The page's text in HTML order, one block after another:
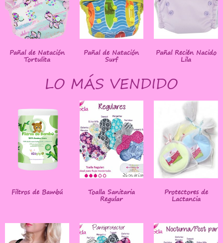
Pañal de Natación
Tortulita
Pañal de Natación
Surf
Pañal Recién Nacido
Lila
LO MÁS VENDIDO
Filtros de Bambú Toalla Sanitaria
Regular
Protectores de
Lactancia